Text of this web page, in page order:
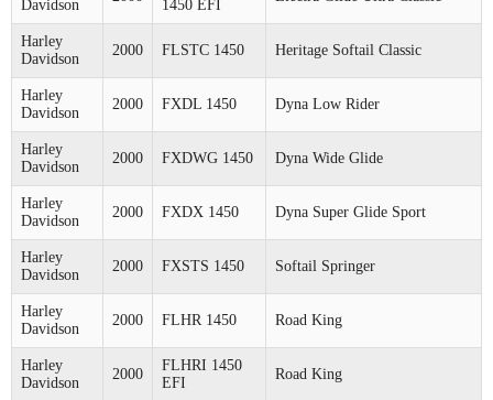
Davidson
1450 EFI
Harley
Davidson
2000 FLSTC 1450 Heritage Softail Classic
Harley
Davidson
2000 FXDL 1450 Dyna Low Rider
Harley
Davidson
2000 FXDWG 1450 Dyna Wide Glide
Harley
Davidson
2000 FXDX 1450 Dyna Super Glide Sport
Harley
Davidson
2000 FXSTS 1450 Softail Springer
Harley
Davidson
2000 FLHR 1450 Road King
Harley
Davidson
2000
FLHRI 1450
EFI
Road King